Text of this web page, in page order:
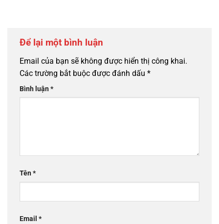
Để lại một bình luận
Email của bạn sẽ không được hiển thị công khai.
Các trường bắt buộc được đánh dấu *
Bình luận*
Tên*
Email *